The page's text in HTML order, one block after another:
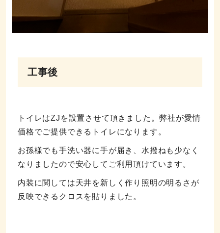
工事後
トイレはZJを設置させて頂きました。弊社が愛情
価格でご提供できるトイレになります。
お孫様でも手洗い器に手が届き、水撥ねも少なく
なりましたので安心してご利用頂けています。
内装に関しては天井を新しく作り照明の明るさが
反映できるクロスを貼りました。